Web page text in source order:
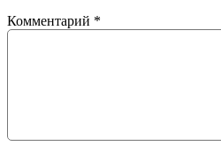
Комментарий *